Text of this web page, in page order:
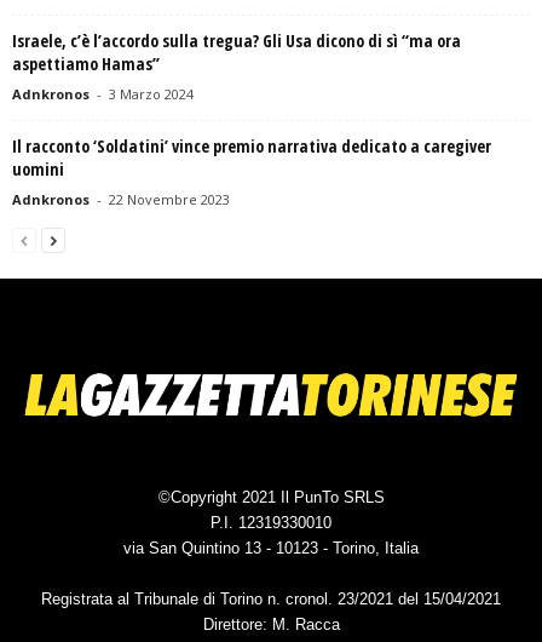
Israele, c’è l’accordo sulla tregua? Gli Usa dicono di sì “ma ora
aspettiamo Hamas”
Adnkronos - 3 Marzo 2024
Il racconto ‘Soldatini’ vince premio narrativa dedicato a caregiver
uomini
Adnkronos - 22 Novembre 2023
©Copyright 2021 Il PunTo SRLS
P.I. 12319330010
via San Quintino 13 - 10123 - Torino, Italia
Registrata al Tribunale di Torino n. cronol. 23/2021 del 15/04/2021
Direttore: M. Racca